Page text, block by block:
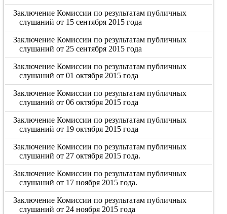
Заключение Комиссии по результатам публичных
слушаний от 15 сентября 2015 года
Заключение Комиссии по результатам публичных
слушаний от 25 сентября 2015 года
Заключение Комиссии по результатам публичных
слушаний от 01 октября 2015 года
Заключение Комиссии по результатам публичных
слушаний от 06 октября 2015 года
Заключение Комиссии по результатам публичных
слушаний от 19 октября 2015 года
Заключение Комиссии по результатам публичных
слушаний от 27 октября 2015 года.
Заключение Комиссии по результатам публичных
слушаний от 17 ноября 2015 года.
Заключение Комиссии по результатам публичных
слушаний от 24 ноября 2015 года